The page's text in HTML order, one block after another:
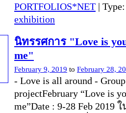
PORTFOLIOS*NET |
exhibition
นิทรรศการ "Love is
me"
February 9, 2019 to February 28,
- Love is all around -
projectFebruary “Love is
me”Date : 9-28 Feb 2019